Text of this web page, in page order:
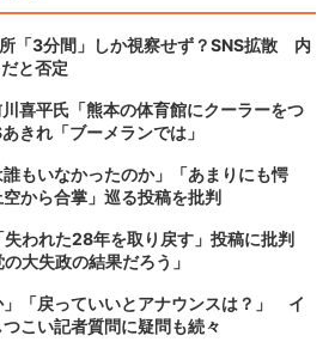
「3分間」しか視察せず？SNS拡散 内
と否定
喜平氏「熊本の体育館にクーラーをつ
きれ「ブーメランでは」
もいなかったのか」「あまりにも愕
から合掌」巡る投稿を批判
失われた28年を取り戻す」投稿に批判
大失政の結果だろう」
」「戻っていいとアナウンスは？」 イ
こい記者質問に疑問も続々